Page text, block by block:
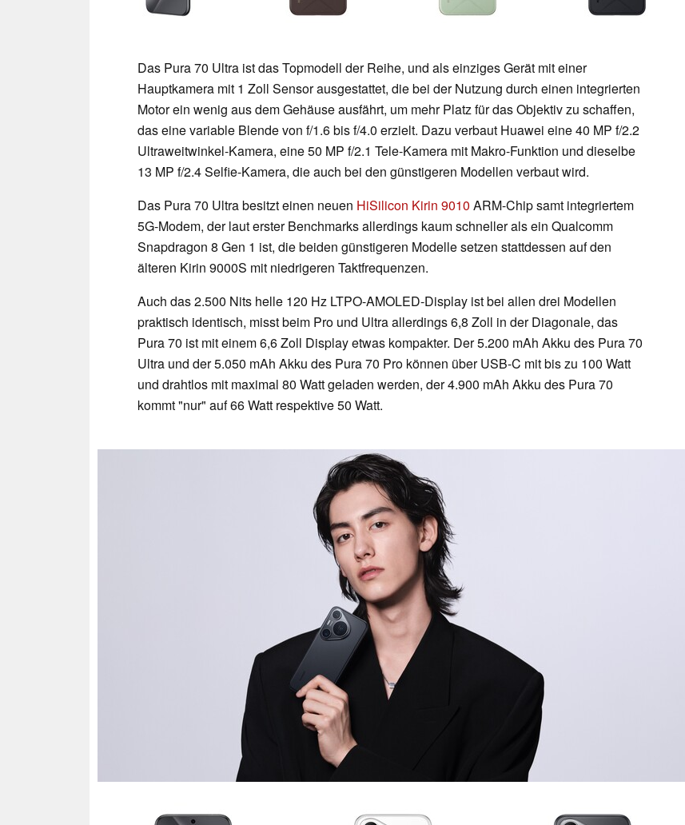
Das Pura 70 Ultra ist das Topmodell der Reihe, und als einziges Gerät mit einer
Hauptkamera mit 1 Zoll Sensor ausgestattet, die bei der Nutzung durch einen integrierten
Motor ein wenig aus dem Gehäuse ausfährt, um mehr Platz für das Objektiv zu schaffen,
das eine variable Blende von f/1.6 bis f/4.0 erzielt. Dazu verbaut Huawei eine 40 MP f/2.2
Ultraweitwinkel-Kamera, eine 50 MP f/2.1 Tele-Kamera mit Makro-Funktion und dieselbe
13 MP f/2.4 Selfie-Kamera, die auch bei den günstigeren Modellen verbaut wird.
Das Pura 70 Ultra besitzt einen neuen HiSilicon Kirin 9010 ARM-Chip samt integriertem
5G-Modem, der laut erster Benchmarks allerdings kaum schneller als ein Qualcomm
Snapdragon 8 Gen 1 ist, die beiden günstigeren Modelle setzen stattdessen auf den
älteren Kirin 9000S mit niedrigeren Taktfrequenzen.
Auch das 2.500 Nits helle 120 Hz LTPO-AMOLED-Display ist bei allen drei Modellen
praktisch identisch, misst beim Pro und Ultra allerdings 6,8 Zoll in der Diagonale, das
Pura 70 ist mit einem 6,6 Zoll Display etwas kompakter. Der 5.200 mAh Akku des Pura 70
Ultra und der 5.050 mAh Akku des Pura 70 Pro können über USB-C mit bis zu 100 Watt
und drahtlos mit maximal 80 Watt geladen werden, der 4.900 mAh Akku des Pura 70
kommt "nur" auf 66 Watt respektive 50 Watt.